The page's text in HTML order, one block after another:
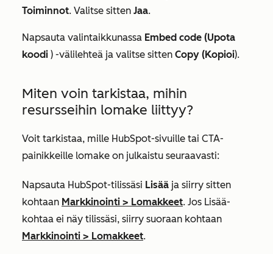
Toiminnot. Valitse sitten Jaa.
Napsauta valintaikkunassa Embed code (Upota
koodi ) -välilehteä ja valitse sitten Copy (Kopioi).
Miten voin tarkistaa, mihin
resursseihin lomake liittyy?
Voit tarkistaa, mille HubSpot-sivuille tai CTA-
painikkeille lomake on julkaistu seuraavasti:
Napsauta HubSpot-tilissäsi Lisää ja siirry sitten
kohtaan Markkinointi > Lomakkeet. Jos Lisää-
kohtaa ei näy tilissäsi, siirry suoraan kohtaan
Markkinointi > Lomakkeet.